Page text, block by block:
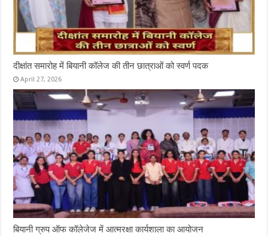
दीक्षांत समारोह में बियानी कॉलेज की तीन छात्राओं को स्वर्ण पदक
April 27, 2026
बियानी ग्रुप ऑफ कॉलेजेज में आत्मरक्षा कार्यशाला का आयोजन